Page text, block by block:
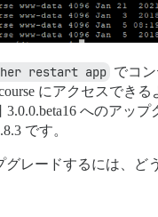
restart app でコ
にアクセスできる
へのアップ
です。
グレードするには、ど